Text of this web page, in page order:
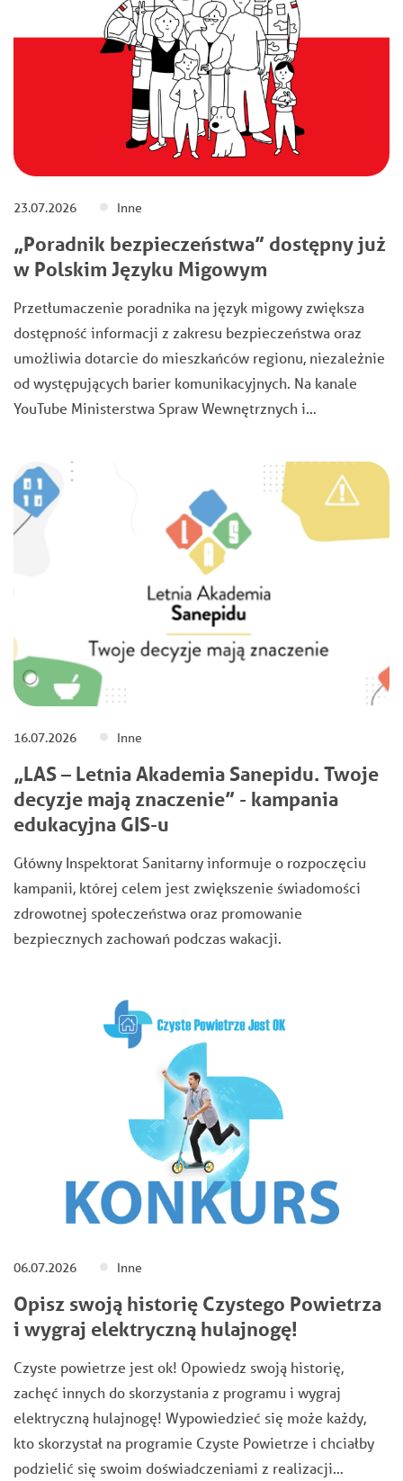
23.07.2026 Inne
„Poradnik bezpieczeństwa” dostępny już
w Polskim Języku Migowym
Przetłumaczenie poradnika na język migowy zwiększa
dostępność informacji z zakresu bezpieczeństwa oraz
umożliwia dotarcie do mieszkańców regionu, niezależnie
od występujących barier komunikacyjnych. Na kanale
YouTube Ministerstwa Spraw Wewnętrznych i…
16.07.2026 Inne
„LAS – Letnia Akademia Sanepidu. Twoje
decyzje mają znaczenie” - kampania
edukacyjna GIS-u
Główny Inspektorat Sanitarny informuje o rozpoczęciu
kampanii, której celem jest zwiększenie świadomości
zdrowotnej społeczeństwa oraz promowanie
bezpiecznych zachowań podczas wakacji.
06.07.2026 Inne
Opisz swoją historię Czystego Powietrza
i wygraj elektryczną hulajnogę!
Czyste powietrze jest ok! Opowiedz swoją historię,
zachęć innych do skorzystania z programu i wygraj
elektryczną hulajnogę! Wypowiedzieć się może każdy,
kto skorzystał na programie Czyste Powietrze i chciałby
podzielić się swoim doświadczeniami z realizacji…